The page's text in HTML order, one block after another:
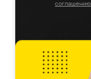
соглашению